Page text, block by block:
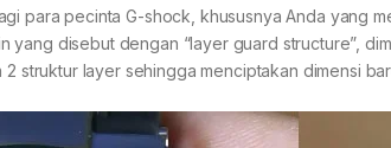
para pecinta G-shock, khususnya Anda yang
yang disebut dengan “layer guard structure”,
struktur layer sehingga menciptakan dimensi